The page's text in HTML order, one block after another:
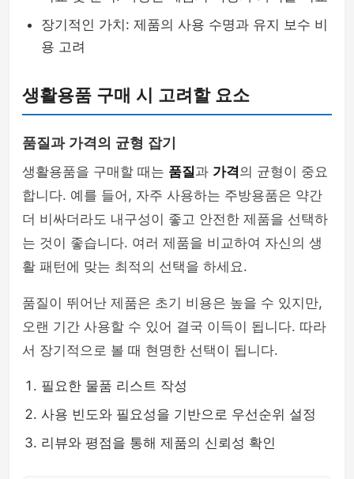
장기적인 가치: 제품의 사용 수명과 유지 보수 비
용 고려
생활용품 구매 시 고려할 요소
품질과 가격의 균형 잡기
생활용품을 구매할 때는 품질과 가격의 균형이 중요
합니다. 예를 들어, 자주 사용하는 주방용품은 약간
더 비싸더라도 내구성이 좋고 안전한 제품을 선택하
는 것이 좋습니다. 여러 제품을 비교하여 자신의 생
활 패턴에 맞는 최적의 선택을 하세요.
품질이 뛰어난 제품은 초기 비용은 높을 수 있지만,
오랜 기간 사용할 수 있어 결국 이득이 됩니다. 따라
서 장기적으로 볼 때 현명한 선택이 됩니다.
필요한 물품 리스트 작성
사용 빈도와 필요성을 기반으로 우선순위 설정
리뷰와 평점을 통해 제품의 신뢰성 확인